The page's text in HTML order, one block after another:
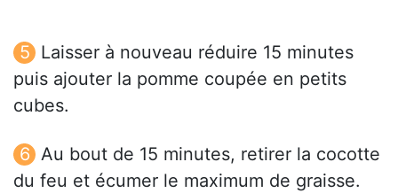
Laisser à nouveau réduire 15 minutes
puis ajouter la pomme coupée en petits
cubes.
Au bout de 15 minutes, retirer la cocotte
du feu et écumer le maximum de graisse.